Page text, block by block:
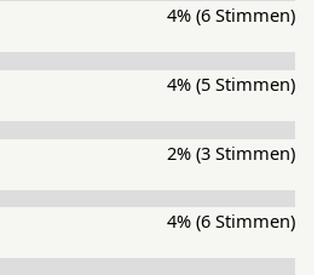
4% (6 Stimmen)
4% (5 Stimmen)
2% (3 Stimmen)
4% (6 Stimmen)